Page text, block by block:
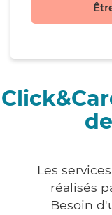
Les
réalisés
Besoin